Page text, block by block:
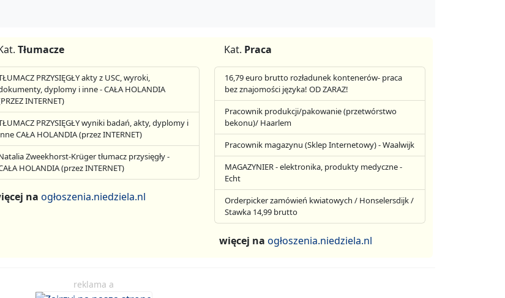
Tłumacze
PRZYSIĘGŁY akty z USC, wyroki,
dyplomy i inne - CAŁA HOLANDIA
INTERNET)
PRZYSIĘGŁY wyniki badań, akty, dyplomy i
CAŁA HOLANDIA (przez INTERNET)
Zweekhorst-Krüger tłumacz przysięgły -
HOLANDIA (przez INTERNET)
naogłoszenia.niedziela.nl
Kat. Praca
16,79 euro brutto rozładunek kontenerów- praca
bez znajomości języka! OD ZARAZ!
Pracownik produkcji/pakowanie (przetwórstwo
bekonu)/ Haarlem
Pracownik magazynu (Sklep Internetowy) - Waalwijk
MAGAZYNIER - elektronika, produkty medyczne -
Echt
Orderpicker zamówień kwiatowych / Honselersdijk /
Stawka 14,99 brutto
więcej na ogłoszenia.niedziela.nl
reklama a